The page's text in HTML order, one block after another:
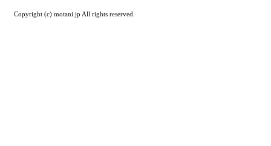
Copyright (c) motani.jp All rights reserved.